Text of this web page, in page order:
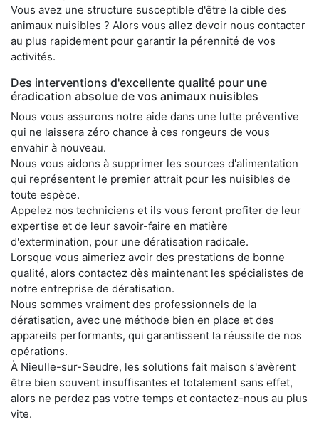
Vous avez une structure susceptible d'être la cible des
animaux nuisibles ? Alors vous allez devoir nous contacter
au plus rapidement pour garantir la pérennité de vos
activités.
Des interventions d'excellente qualité pour une
éradication absolue de vos animaux nuisibles
Nous vous assurons notre aide dans une lutte préventive
qui ne laissera zéro chance à ces rongeurs de vous
envahir à nouveau.
Nous vous aidons à supprimer les sources d'alimentation
qui représentent le premier attrait pour les nuisibles de
toute espèce.
Appelez nos techniciens et ils vous feront profiter de leur
expertise et de leur savoir-faire en matière
d'extermination, pour une dératisation radicale.
Lorsque vous aimeriez avoir des prestations de bonne
qualité, alors contactez dès maintenant les spécialistes de
notre entreprise de dératisation.
Nous sommes vraiment des professionnels de la
dératisation, avec une méthode bien en place et des
appareils performants, qui garantissent la réussite de nos
opérations.
À Nieulle-sur-Seudre, les solutions fait maison s'avèrent
être bien souvent insuffisantes et totalement sans effet,
alors ne perdez pas votre temps et contactez-nous au plus
vite.